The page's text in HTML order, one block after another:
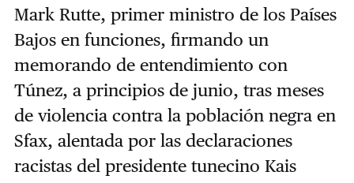
Mark Rutte, primer ministro de los Países
Bajos en funciones, firmando un
memorando de entendimiento con
Túnez, a principios de junio, tras meses
de violencia contra la población negra en
Sfax, alentada por las declaraciones
racistas del presidente tunecino Kais